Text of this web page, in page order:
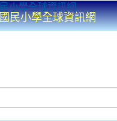
民小學全球資訊網